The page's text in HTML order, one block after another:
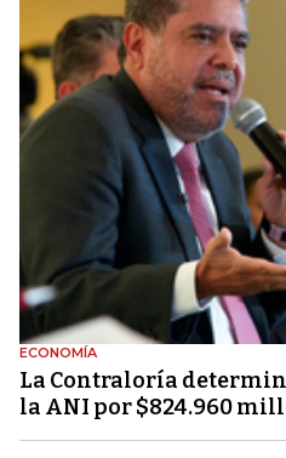
ECONOMÍA
La Contraloría
la ANI por $824.960